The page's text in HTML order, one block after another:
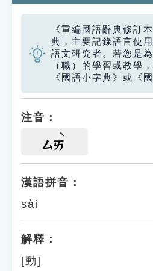
《重編國語辭典修訂
典，主要記錄語言使
語文研究者。若您是
（職）的學習或教學
《國語小字典》或《
注音：
ㄙㄞ
漢語拼音：
sài
解釋：
[動]